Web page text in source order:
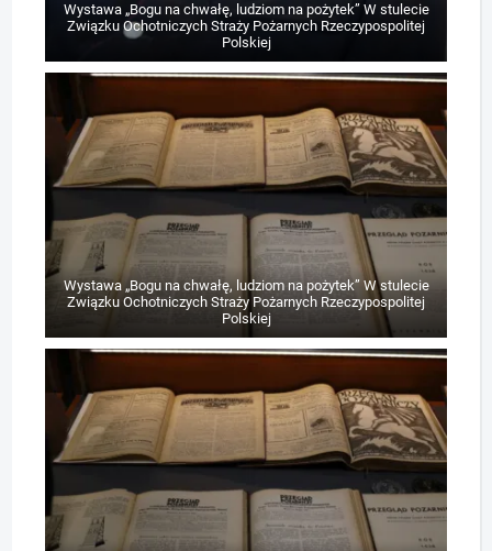
Wystawa „Bogu na chwałę, ludziom na pożytek” W stulecie
Związku Ochotniczych Straży Pożarnych Rzeczypospolitej
Polskiej
Wystawa „Bogu na chwałę, ludziom na pożytek” W stulecie
Związku Ochotniczych Straży Pożarnych Rzeczypospolitej
Polskiej